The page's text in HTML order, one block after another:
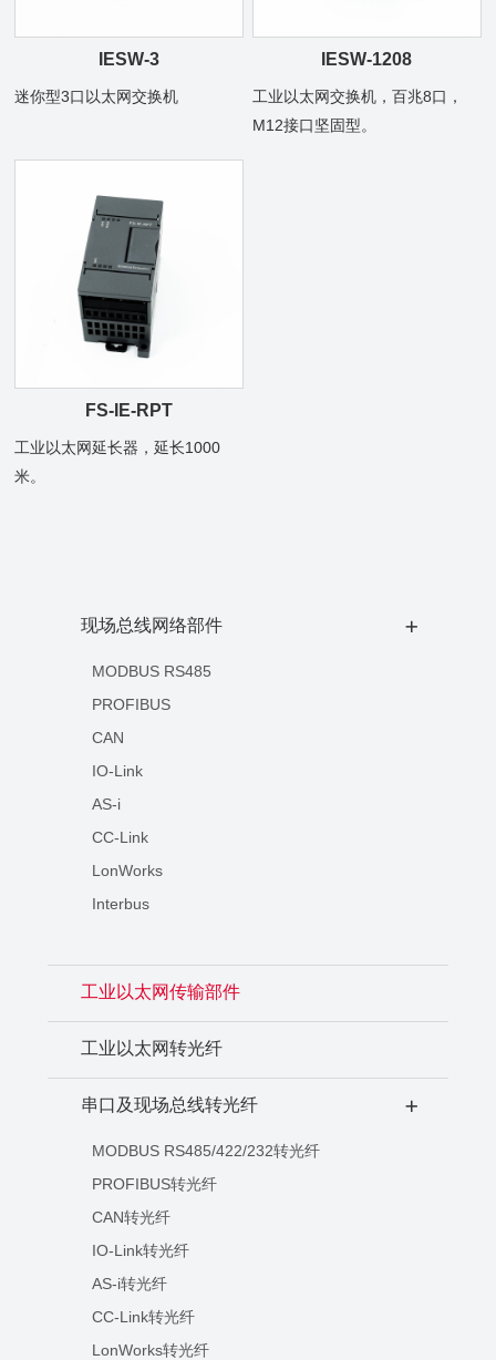
现场总线网络部件 +
MODBUS RS485
PROFIBUS
CAN
IO-Link
AS-i
CC-Link
LonWorks
Interbus
工业以太网传输部件
工业以太网转光纤
串口及现场总线转光纤 +
MODBUS RS485/422/232转光纤
PROFIBUS转光纤
CAN转光纤
IO-Link转光纤
AS-i转光纤
CC-Link转光纤
LonWorks转光纤
IESW-3
迷你型3口以太网交换机
IESW-1208
工业以太网交换机，百兆8口，
M12接口坚固型。
FS-IE-RPT
工业以太网延长器，延长1000
米。